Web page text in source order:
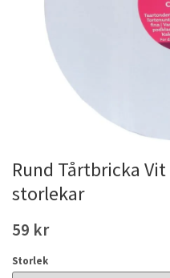
Rund Tårtbricka
storlekar
59 kr
Storlek